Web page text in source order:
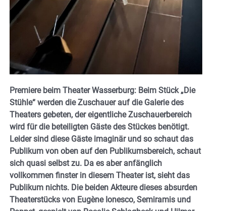
Premiere beim Theater Wasserburg: Beim Stück „Die
Stühle“ werden die Zuschauer auf die Galerie des
Theaters gebeten, der eigentliche Zuschauerbereich
wird für die beteiligten Gäste des Stückes benötigt.
Leider sind diese Gäste imaginär und so schaut das
Publikum von oben auf den Publikumsbereich, schaut
sich quasi selbst zu. Da es aber anfänglich
vollkommen finster in diesem Theater ist, sieht das
Publikum nichts. Die beiden Akteure dieses absurden
Theaterstücks von Eugène Ionesco, Semiramis und